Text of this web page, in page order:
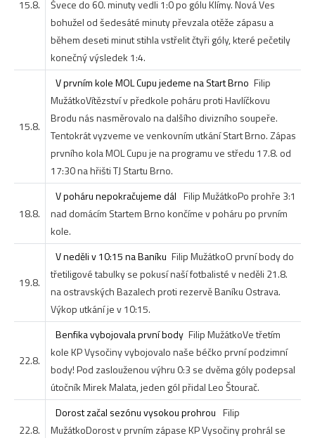
15.8.
Švece do 60. minuty vedli 1:0 po gólu Klímy. Nová Ves
bohužel od šedesáté minuty převzala otěže zápasu a
během deseti minut stihla vstřelit čtyři góly, které pečetily
konečný výsledek 1:4.
15.8.
V prvním kole MOL Cupu jedeme na Start Brno Filip
MužátkoVítězství v předkole poháru proti Havlíčkovu
Brodu nás nasměrovalo na dalšího divizního soupeře.
Tentokrát vyzveme ve venkovním utkání Start Brno. Zápas
prvního kola MOL Cupu je na programu ve středu 17.8. od
17:30 na hřišti TJ Startu Brno.
18.8.
V poháru nepokračujeme dál Filip MužátkoPo prohře 3:1
nad domácím Startem Brno končíme v poháru po prvním
kole.
19.8.
V neděli v 10:15 na Baníku Filip MužátkoO první body do
třetiligové tabulky se pokusí naší fotbalisté v neděli 21.8.
na ostravských Bazalech proti rezervě Baníku Ostrava.
Výkop utkání je v 10:15.
22.8.
Benfika vybojovala první body Filip MužátkoVe třetím
kole KP Vysočiny vybojovalo naše béčko první podzimní
body! Pod zaslouženou výhru 0:3 se dvěma góly podepsal
útočník Mirek Malata, jeden gól přidal Leo Štourač.
22.8.
Dorost začal sezónu vysokou prohrou Filip
MužátkoDorost v prvním zápase KP Vysočiny prohrál se